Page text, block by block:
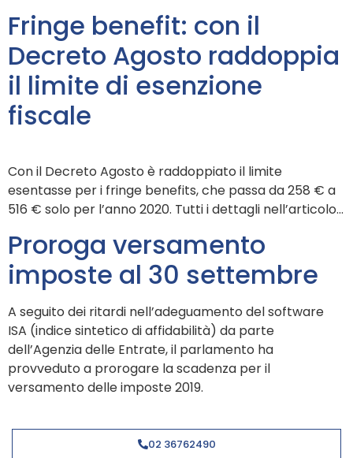
Fringe benefit: con il
Decreto Agosto raddoppia
il limite di esenzione
fiscale
Con il Decreto Agosto è raddoppiato il limite
esentasse per i fringe benefits, che passa da 258 € a
516 € solo per l’anno 2020. Tutti i dettagli nell’articolo…
Proroga versamento
imposte al 30 settembre
A seguito dei ritardi nell’adeguamento del software
ISA (indice sintetico di affidabilità) da parte
dell’Agenzia delle Entrate, il parlamento ha
provveduto a prorogare la scadenza per il
versamento delle imposte 2019.
02 36762490